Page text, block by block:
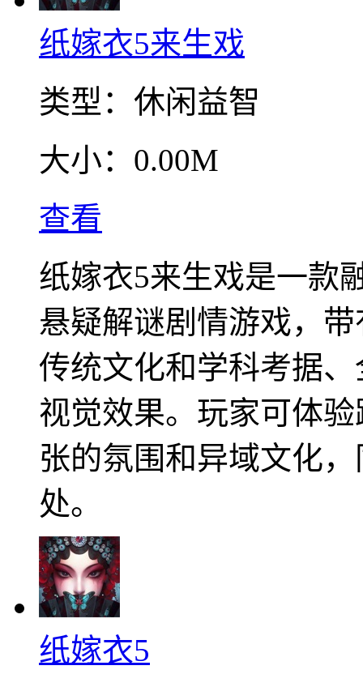
纸嫁衣5来生戏
类型： 休闲益智
大小： 0.00M
查看
纸嫁衣5来生戏是一款
悬疑解谜剧情游戏，
传统文化和学科考据
视觉效果。玩家可体
张的氛围和异域文化
处。
纸嫁衣5